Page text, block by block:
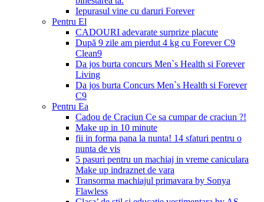
Iepurasul vine cu daruri Forever
Pentru El
CADOURI adevarate surprize placute
După 9 zile am pierdut 4 kg cu Forever C9
Clean9
Da jos burta concurs Men`s Health si Forever
Living
Da jos burta Concurs Men`s Health si Forever
C9
Pentru Ea
Cadou de Craciun Ce sa cumpar de craciun ?!
Make up in 10 minute
fii in forma pana la nunta! 14 sfaturi pentru o
nunta de vis
5 pasuri pentru un machiaj in vreme caniculara
Make up indraznet de vara
Transorma machiajul primavara by Sonya
Flawless